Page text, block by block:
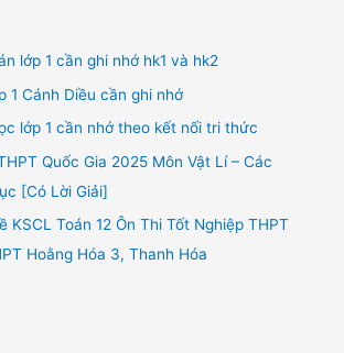
lớp 1 cần ghi nhớ hk1 và hk2
1 Cánh Diều cần ghi nhớ
lớp 1 cần nhớ theo kết nối tri thức
Quốc Gia 2025 Môn Vật Lí – Các
[Có Lời Giải]
KSCL Toán 12 Ôn Thi Tốt Nghiệp THPT
Hoằng Hóa 3, Thanh Hóa